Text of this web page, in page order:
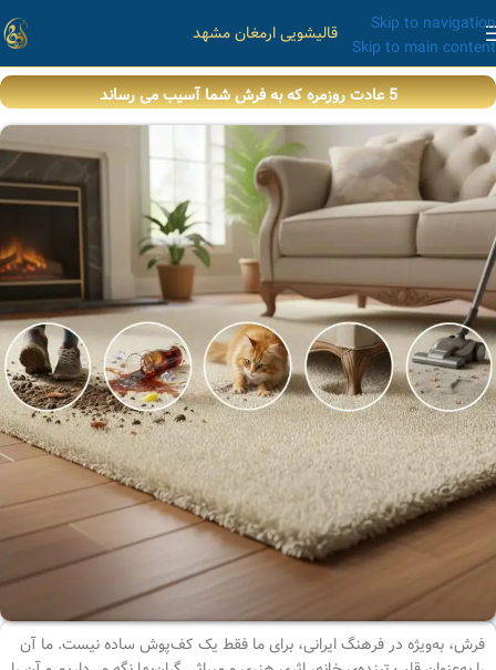
Skip to navigation
Skip to main content
قالیشویی ارمغان مشهد
5 عادت روزمره که به فرش شما آسیب می رساند
فرش، به‌ویژه در فرهنگ ایرانی، برای ما فقط یک کف‌پوش ساده نیست. ما آن